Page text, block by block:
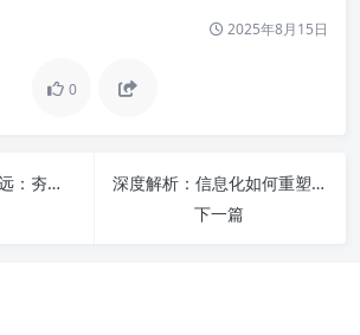
2025年8月15日
0
固本培元，行稳致远：夯实政治思想，实干担当重效率的时代强音
深度解析：信息化如何重塑办公厅工作，实现“主动作为，服务大局”
下一篇
序言：时代的敬意与传承的温度
精准政治关心：铸魂聚力，思想